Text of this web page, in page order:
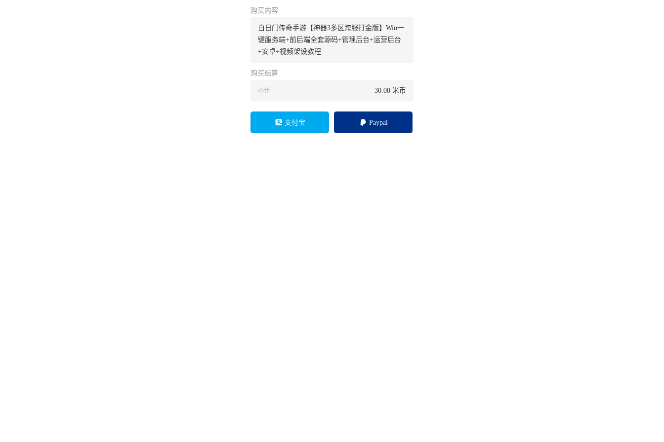
购买内容
白日门传奇手游【神器3多区跨服打金版】Win一
键服务端+前后端全套源码+管理后台+运营后台
+安卓+视频架设教程
购买结算
小计 30.00 米币
支付宝 Paypal